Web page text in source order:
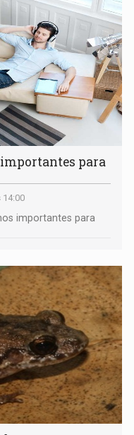
importantes para
14:00
importantes para